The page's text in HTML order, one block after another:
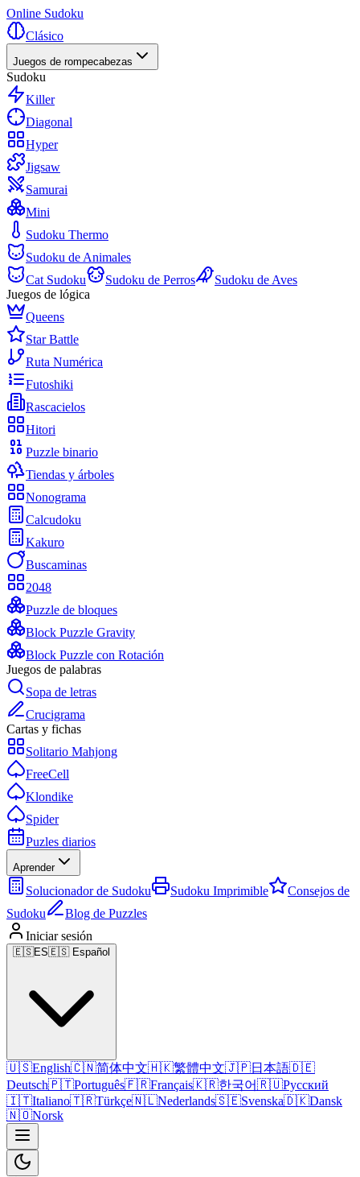
Online Sudoku
Clásico
Juegos de rompecabezas
Sudoku
Killer
Diagonal
Hyper
Jigsaw
Samurai
Mini
Sudoku Thermo
Sudoku de Animales
Cat Sudoku
Sudoku de Perros
Sudoku de Aves
Juegos de lógica
Queens
Star Battle
Ruta Numérica
Futoshiki
Rascacielos
Hitori
Puzzle binario
Tiendas y árboles
Nonograma
Calcudoku
Kakuro
Buscaminas
2048
Puzzle de bloques
Block Puzzle Gravity
Block Puzzle con Rotación
Juegos de palabras
Sopa de letras
Crucigrama
Cartas y fichas
Solitario Mahjong
FreeCell
Klondike
Spider
Puzles diarios
Aprender
Solucionador de Sudoku Sudoku Imprimible
Consejos de
Sudoku
Blog de Puzzles
Iniciar sesión
🇪🇸ES🇪🇸 Español
🇺🇸English🇨🇳简体中文🇭🇰繁體中文🇯🇵日本語🇩🇪
Deutsch🇵🇹Português🇫🇷Français🇰🇷한국어🇷🇺Русский
🇮🇹Italiano🇹🇷Türkçe🇳🇱Nederlands🇸🇪Svenska🇩🇰Dansk
🇳🇴Norsk